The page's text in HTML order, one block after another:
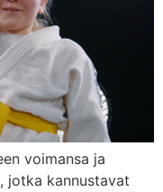
voimansa ja
jotka kannustavat